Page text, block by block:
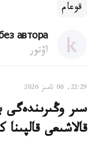
قوعام
автора
اۆتور
22:29, 06 تامىز 2026
سىر وڭىرىندەگى
قالاشىعى قالپىنا